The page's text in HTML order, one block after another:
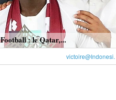
Football : le Qatar,...
victoire@Indonesi.